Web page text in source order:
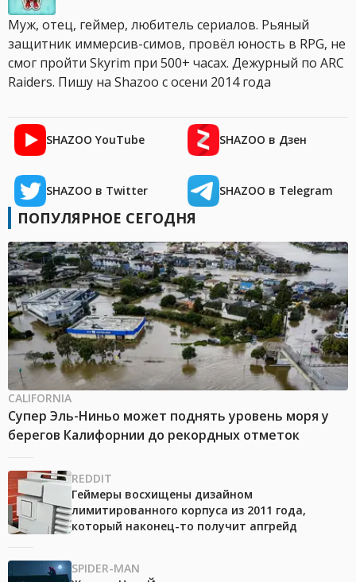
Муж, отец, геймер, любитель сериалов. Рьяный
защитник иммерсив-симов, провёл юность в RPG, не
смог пройти Skyrim при 500+ часах. Дежурный по ARC
Raiders. Пишу на Shazoo с осени 2014 года
SHAZOO YouTube SHAZOO в Дзен
SHAZOO в Twitter SHAZOO в Telegram
ПОПУЛЯРНОЕ СЕГОДНЯ
CALIFORNIA
Супер Эль-Ниньо может поднять уровень моря у
берегов Калифорнии до рекордных отметок
REDDIT
Геймеры восхищены дизайном
лимитированного корпуса из 2011 года,
который наконец-то получит апгрейд
SPIDER-MAN